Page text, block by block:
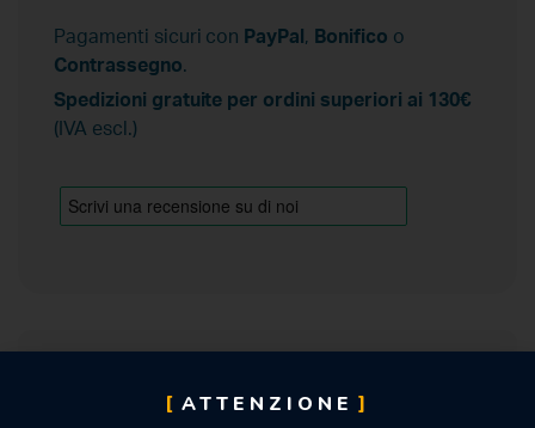
Pagamenti sicuri con PayPal , Bonifico o
Contrassegno.
Spedizioni gratuite per ordini superiori ai 130€
(IVA escl.)
ATTENZIONE